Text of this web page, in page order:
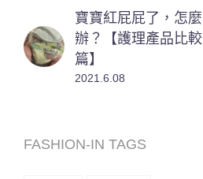
寶寶紅屁屁了，怎麼
辦？【護理產品比較
篇】
2021.6.08
FASHION-IN TAGS